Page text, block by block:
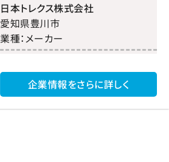
日本トレクス株式会社
愛知県豊川市
業種：メーカー
企業情報をさらに詳しく